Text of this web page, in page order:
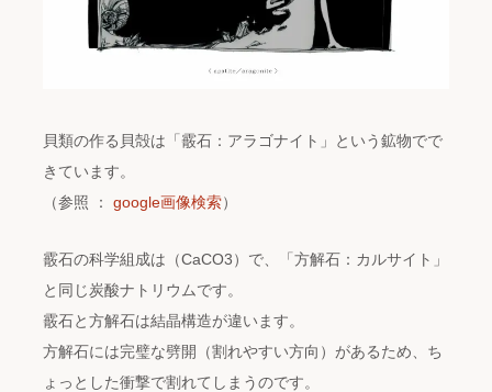
貝類の作る貝殻は「霰石：アラゴナイト」という鉱物でで
きています。
（参照 ：google画像検索）
霰石の科学組成は（CaCO3）で、「方解石：カルサイト」
と同じ炭酸ナトリウムです。
霰石と方解石は結晶構造が違います。
方解石には完璧な劈開（割れやすい方向）があるため、ち
ょっとした衝撃で割れてしまうのです。